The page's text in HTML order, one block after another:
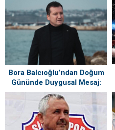
Bora Balcıoğlu’ndan Doğum
Gününde Duygusal Mesaj:
“Silivri’mi Çok Özlüyorum”